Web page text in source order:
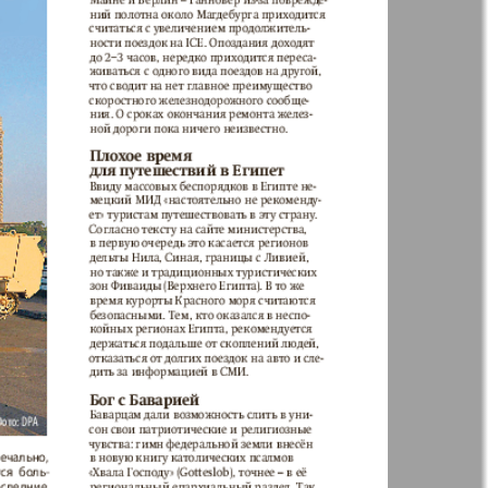
41
47
53
59
Анонс
Бизнес
Вестник-info
Wadim
Домашний
ресторан